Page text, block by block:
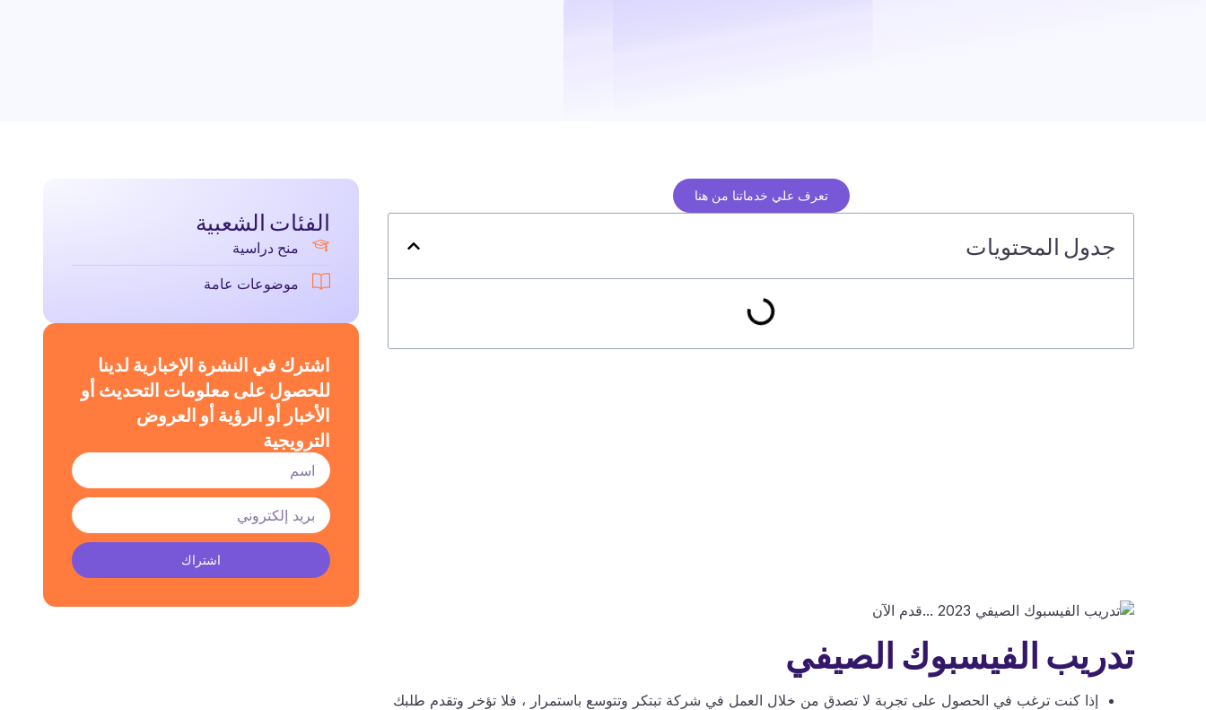
تعرف علي خدماتنا من هنا
جدول المحتويات
تدريب الفيسبوك الصيفي
إذا كنت ترغب في الحصول على تجربة لا تصدق من خلال العمل في شركة تبتكر وتتوسع باستمرار ، فلا تؤخر وتقدم طلبك
الفئات الشعبية
منح دراسية
موضوعات عامة
اشترك في النشرة الإخبارية لدينا
للحصول على معلومات التحديث أو
الأخبار أو الرؤية أو العروض
الترويجية
اشتراك